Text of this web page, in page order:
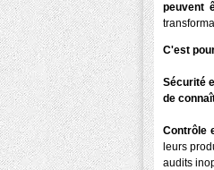
peuvent
C'est
Sécurité
de
Contrôle
leurs
audits